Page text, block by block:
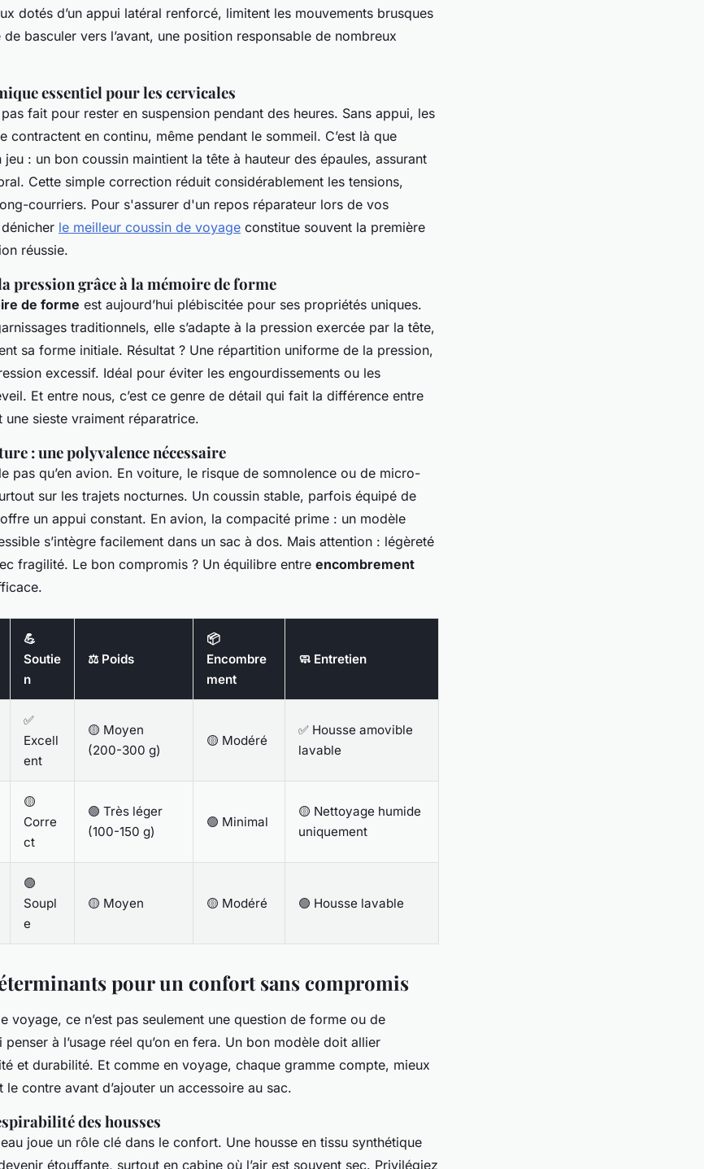
dotés d’un appui latéral renforcé, limitent les mouvements brusques
basculer vers l’avant, une position responsable de nombreux
essentiel pour les cervicales
pas fait pour rester en suspension pendant des heures. Sans appui, les
contractent en continu, même pendant le sommeil. C’est là que
jeu : un bon coussin maintient la tête à hauteur des épaules, assurant
Cette simple correction réduit considérablement les tensions,
courriers. Pour s'assurer d'un repos réparateur lors de vos
le meilleur coussin de voyage constitue souvent la première
réussie.
pression grâce à la mémoire de forme
de forme est aujourd’hui plébiscitée pour ses propriétés uniques.
traditionnels, elle s’adapte à la pression exercée par la tête,
sa forme initiale. Résultat ? Une répartition uniforme de la pression,
excessif. Idéal pour éviter les engourdissements ou les
Et entre nous, c’est ce genre de détail qui fait la différence entre
une sieste vraiment réparatrice.
: une polyvalence nécessaire
pas qu’en avion. En voiture, le risque de somnolence ou de micro-
sur les trajets nocturnes. Un coussin stable, parfois équipé de
un appui constant. En avion, la compacité prime : un modèle
s’intègre facilement dans un sac à dos. Mais attention : légèreté
fragilité. Le bon compromis ? Un équilibre entre encombrement
💪
Soutie
n
⚖️ Poids
📦
Encombre
ment
🧼 Entretien
✅
Excell
ent
🟡 Moyen
(200-300 g)
🟡 Modéré
✅ Housse amovible
lavable
🟡
Corre
ct
🟢 Très léger
(100-150 g)
🟢 Minimal
🟡 Nettoyage humide
uniquement
🟢
Soupl
e
🟡 Moyen 🟡 Modéré 🟢 Housse lavable
pour un confort sans compromis
voyage, ce n’est pas seulement une question de forme ou de
penser à l’usage réel qu’on en fera. Un bon modèle doit allier
et durabilité. Et comme en voyage, chaque gramme compte, mieux
contre avant d’ajouter un accessoire au sac.
des housses
joue un rôle clé dans le confort. Une housse en tissu synthétique
étouffante, surtout en cabine où l’air est souvent sec. Privilégiez